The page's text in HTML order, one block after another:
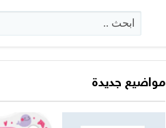
البحث:
مواضيع جديدة